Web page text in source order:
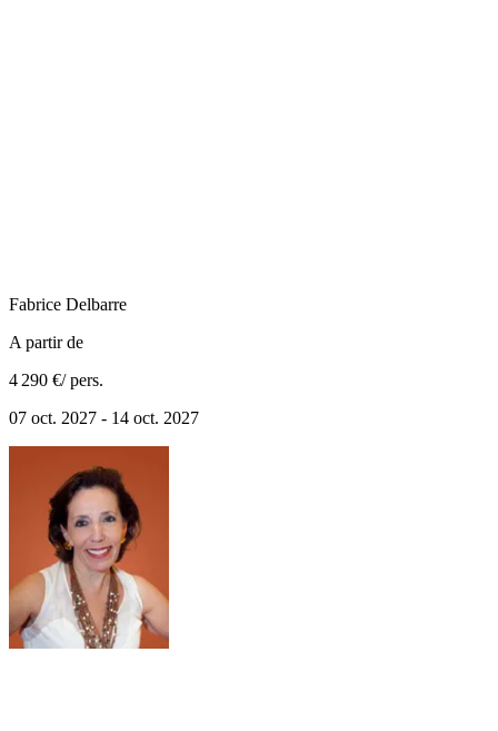
Fabrice Delbarre
A partir de
4 290 €/ pers.
07 oct. 2027 - 14 oct. 2027